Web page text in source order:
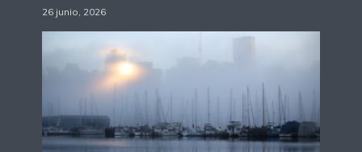
26 junio, 2026